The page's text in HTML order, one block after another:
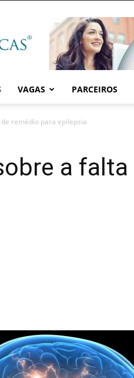
VAGAS PARCEIROS
remédio para epilepsia
a